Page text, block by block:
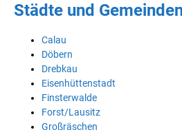
Städte und
Calau
Döbern
Drebkau
Eisenhüttenstadt
Finsterwalde
Forst/Lausitz
Großräschen